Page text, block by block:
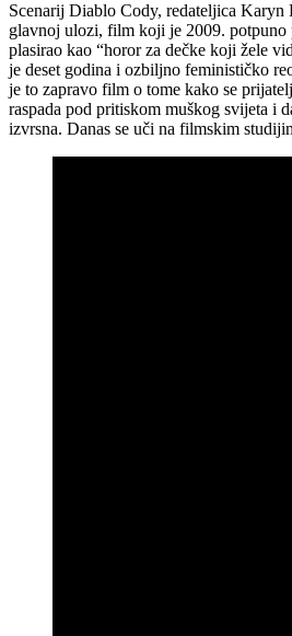
Scenarij Diablo Cody, redateljica Karyn
glavnoj ulozi, film koji je 2009. potpuno
plasirao kao “horor za dečke koji žele
je deset godina i ozbiljno feminističko
je to zapravo film o tome kako se
raspada pod pritiskom muškog svijeta i
izvrsna. Danas se uči na filmskim